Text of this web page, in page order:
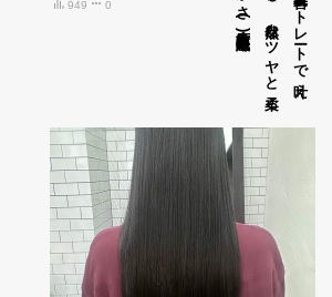
949
0 髪質改善ス
ト
レ
ート
で
叶え
る
、
自然な
ツ
ヤ
と
柔ら
か
さ
(